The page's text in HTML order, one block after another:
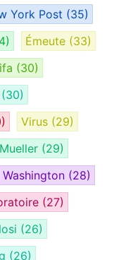
York Post (35)
Émeute (33)
(30)
(30)
Virus (29)
(29)
Washington (28)
(27)
(26)
(26)